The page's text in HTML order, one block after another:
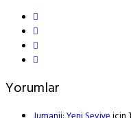
Yorumlar